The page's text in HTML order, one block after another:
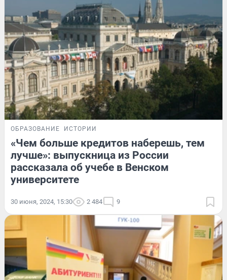
ОБРАЗОВАНИЕ ИСТОРИИ
«Чем больше кредитов наберешь, тем
лучше»: выпускница из России
рассказала об учебе в Венском
университете
30 июня, 2024, 15:30 2 484 9